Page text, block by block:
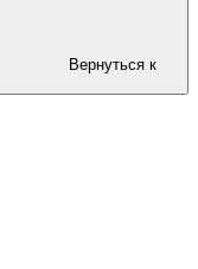
Вернуться к